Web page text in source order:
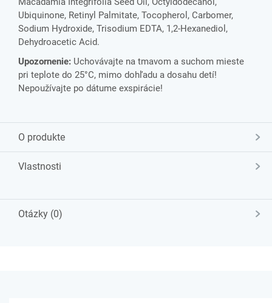
Ubiquinone, Retinyl Palmitate, Tocopherol, Carbomer,
Sodium Hydroxide, Trisodium EDTA, 1,2-Hexanediol,
Dehydroacetic Acid.
Upozornenie: Uchovávajte na tmavom a suchom mieste
pri teplote do 25°C, mimo dohľadu a dosahu detí!
Nepoužívajte po dátume exspirácie!
O produkte
Vlastnosti
Otázky (0)